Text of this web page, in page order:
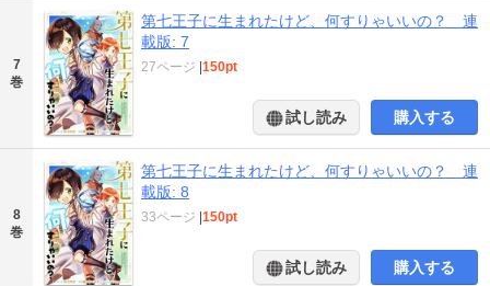
7
巻
第七王子に生まれたけど、何すりゃいいの？ 連
載版: 7
27ページ |150pt
試し読み 購入する
8
巻
第七王子に生まれたけど、何すりゃいいの？ 連
載版: 8
33ページ |150pt
試し読み 購入する